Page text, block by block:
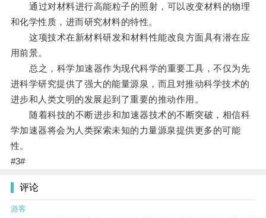
通过对材料进行高能粒子的照射，可以改变材料的物理
和化学性质，进而研究材料的特性。
这项技术在新材料研发和材料性能改良方面具有潜在应
用前景。
总之，科学加速器作为现代科学的重要工具，不仅为先
进科学研究提供了强大的能量源泉，而且对推动科学技术的
进步和人类文明的发展起到了重要的推动作用。
随着科技的不断进步和加速器技术的不断突破，相信科
学加速器将会为人类探索未知的力量源泉提供更多的可能
性。
#3#
评论
游客